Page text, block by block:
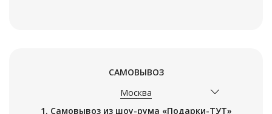
САМОВЫВОЗ
Москва
1. Самовывоз из шоу-рума «Подарки-ТУТ»